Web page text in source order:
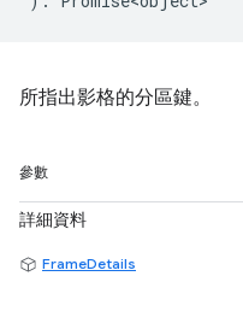
所指出影格的分區鍵。
參數
詳細資料
FrameDetails